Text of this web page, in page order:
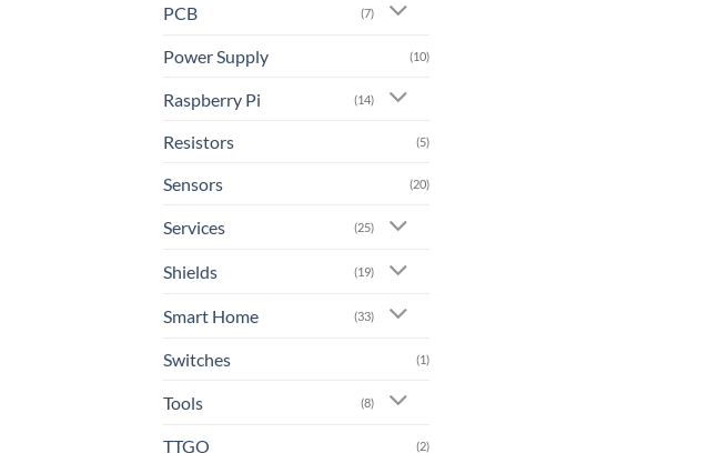
PCB (7)
Power Supply (10)
Raspberry Pi (14)
Resistors (5)
Sensors (20)
Services (25)
Shields (19)
Smart Home (33)
Switches (1)
Tools (8)
TTGO (2)